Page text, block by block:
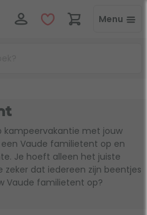
Menu
kampeervakantie met jouw
Vaude familietent op en
Je hoeft alleen het juiste
dat iedereen zijn beentjes
Vaude familietent op?